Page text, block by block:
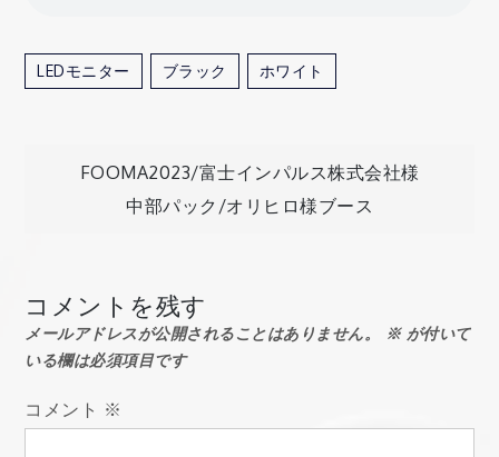
LEDモニター ブラック ホワイト
投
ナ
ビ
ゲ
FOOMA2023/富士インパルス株式会社様
中部パック/オリヒロ様ブース
コメントを残す
メールアドレスが公開されることはありません。 ※が付いて
いる欄は必須項目です
コメント ※